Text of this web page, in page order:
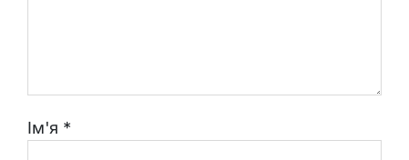
Ім'я *